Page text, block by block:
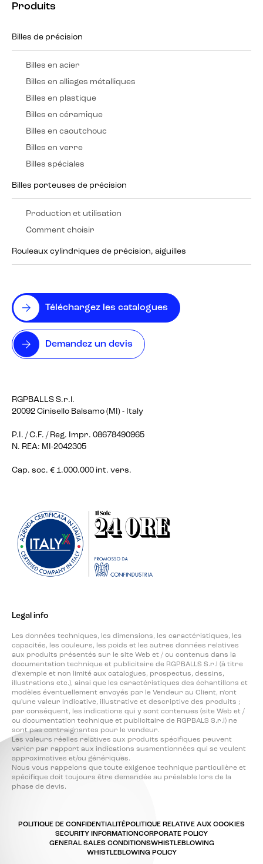
Téléchargez les catalogues
Demandez un devis
RGPBALLS S.r.l.
20092 Cinisello Balsamo (MI) - Italy
P.I. / C.F. / Reg. Impr. 08678490965
N. REA: MI-2042305
Cap. soc. € 1.000.000 int. vers.
Produits
Billes de précision
Billes en acier
Billes en alliages métalliques
Billes en plastique
Billes en céramique
Billes en caoutchouc
Billes en verre
Billes spéciales
Billes porteuses de précision
Production et utilisation
Comment choisir
Rouleaux cylindriques de précision, aiguilles
Legal info
Les données techniques, les dimensions, les caractéristiques, les
capacités, les couleurs, les poids et les autres données relatives
aux produits présentés sur le site Web et / ou contenus dans la
documentation technique et publicitaire de RGPBALLS S.r.l (à titre
d'exemple et non limité aux catalogues, prospectus, dessins,
illustrations etc.), ainsi que les caractéristiques des échantillons et
modèles éventuellement envoyés par le Vendeur au Client, n'ont
qu'une valeur indicative, illustrative et descriptive des produits ;
par conséquent, les indications qui y sont contenues (site Web et /
ou documentation technique et publicitaire de RGPBALS S.r.l) ne
sont pas contraignantes pour le vendeur.
Les valeurs réelles relatives aux produits spécifiques peuvent
varier par rapport aux indications susmentionnées qui se veulent
approximatives et/ou génériques.
Nous vous rappelons que toute exigence technique particulière et
spécifique doit toujours être demandée au préalable lors de la
phase de devis.
POLITIQUE DE CONFIDENTIALITÉPOLITIQUE RELATIVE AUX COOKIES
SECURITY INFORMATIONCORPORATE POLICY
GENERAL SALES CONDITIONSWHISTLEBLOWING
WHISTLEBLOWING POLICY